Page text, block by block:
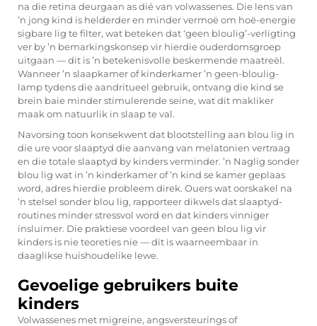
na die retina deurgaan as dié van volwassenes. Die lens van
’n jong kind is helderder en minder vermoë om hoë-energie
sigbare lig te filter, wat beteken dat ‘geen bloulig’-verligting
ver by ’n bemarkingskonsep vir hierdie ouderdomsgroep
uitgaan — dit is ’n betekenisvolle beskermende maatreël.
Wanneer ’n slaapkamer of kinderkamer ’n geen-bloulig-
lamp tydens die aandritueel gebruik, ontvang die kind se
brein baie minder stimulerende seine, wat dit makliker
maak om natuurlik in slaap te val.
Navorsing toon konsekwent dat blootstelling aan blou lig in
die ure voor slaaptyd die aanvang van melatonien vertraag
en die totale slaaptyd by kinders verminder. ’n Naglig sonder
blou lig wat in ’n kinderkamer of ’n kind se kamer geplaas
word, adres hierdie probleem direk. Ouers wat oorskakel na
’n stelsel sonder blou lig, rapporteer dikwels dat slaaptyd-
routines minder stressvol word en dat kinders vinniger
insluimer. Die praktiese voordeel van geen blou lig vir
kinders is nie teoreties nie — dit is waarneembaar in
daaglikse huishoudelike lewe.
Gevoelige gebruikers buite
kinders
Volwassenes met migreine, angsversteurings of